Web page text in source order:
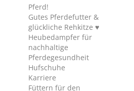
Pferd!
Gutes Pferdefutter &
glückliche Rehkitze ♥
Heubedampfer für
nachhaltige
Pferdegesundheit
Hufschuhe
Karriere
Füttern für den